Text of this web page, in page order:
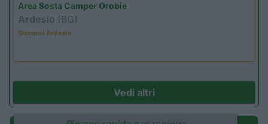
Area Sosta Camper Orobie
Ardesio (BG)
Riscopri Ardesio
Vedi altri